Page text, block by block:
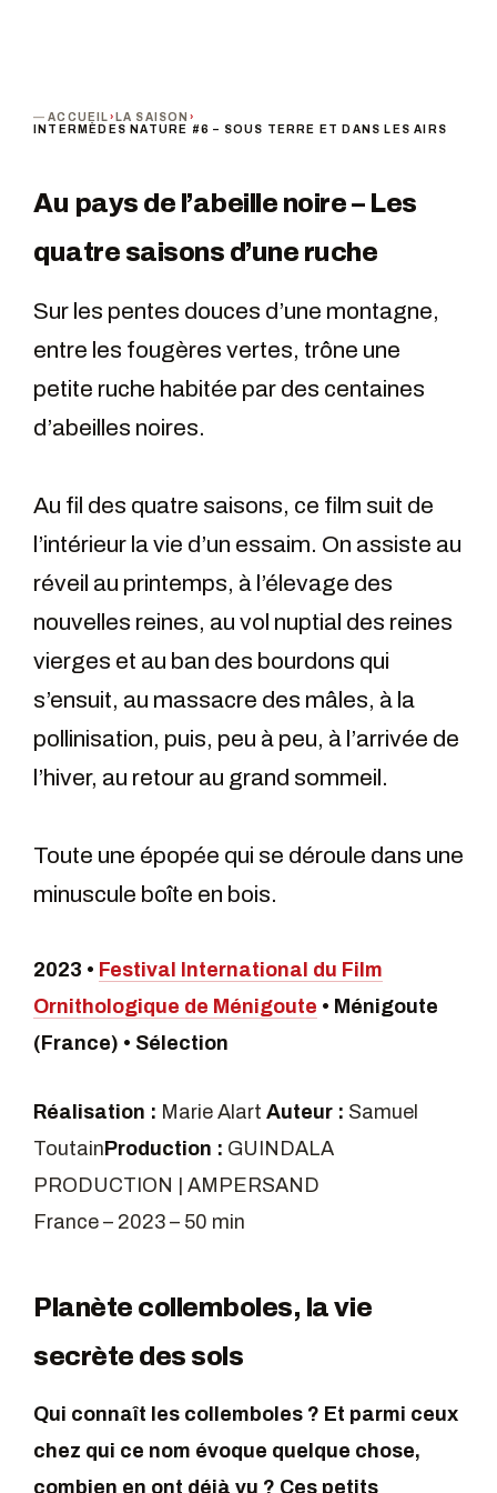
ACCUEIL› LA SAISON ›
INTERMÈDES NATURE #6 – SOUS TERRE ET DANS LES AIRS
Au pays de l’abeille noire – Les
quatre saisons d’une ruche
Sur les pentes douces d’une montagne,
entre les fougères vertes, trône une
petite ruche habitée par des centaines
d’abeilles noires.
Au fil des quatre saisons, ce film suit de
l’intérieur la vie d’un essaim. On assiste au
réveil au printemps, à l’élevage des
nouvelles reines, au vol nuptial des reines
vierges et au ban des bourdons qui
s’ensuit, au massacre des mâles, à la
pollinisation, puis, peu à peu, à l’arrivée de
l’hiver, au retour au grand sommeil.
Toute une épopée qui se déroule dans une
minuscule boîte en bois.
2023 • Festival International du Film
Ornithologique de Ménigoute • Ménigoute
(France) • Sélection
Réalisation : Marie Alart Auteur : Samuel
ToutainProduction : GUINDALA
PRODUCTION | AMPERSAND
France – 2023 – 50 min
Planète collemboles, la vie
secrète des sols
Qui connaît les collemboles ? Et parmi ceux
chez qui ce nom évoque quelque chose,
combien en ont déjà vu ? Ces petits